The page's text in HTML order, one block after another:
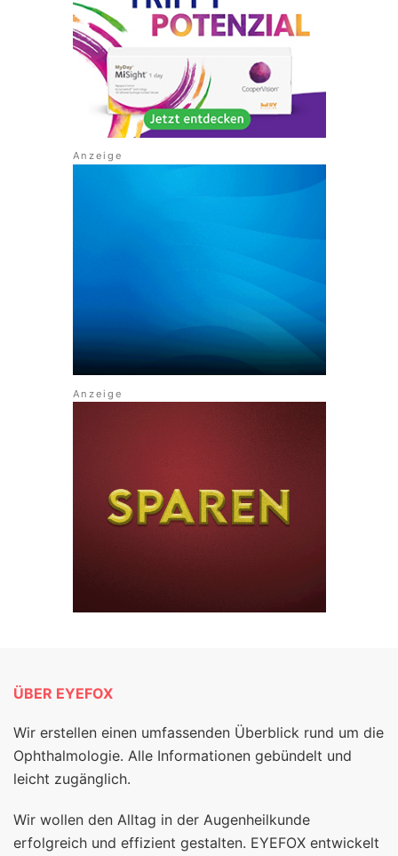
ÜBER EYEFOX
Wir erstellen einen umfassenden Überblick rund um die
Ophthalmologie. Alle Informationen gebündelt und
leicht zugänglich.
Wir wollen den Alltag in der Augenheilkunde
erfolgreich und effizient gestalten. EYEFOX entwickelt